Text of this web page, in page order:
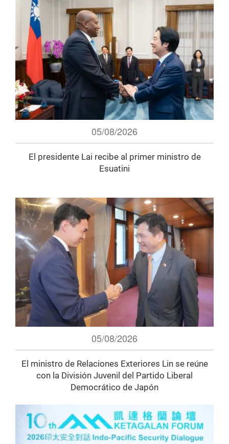
05/08/2026
El presidente Lai recibe al primer ministro de
Esuatini
05/08/2026
El ministro de Relaciones Exteriores Lin se reúne
con la División Juvenil del Partido Liberal
Democrático de Japón